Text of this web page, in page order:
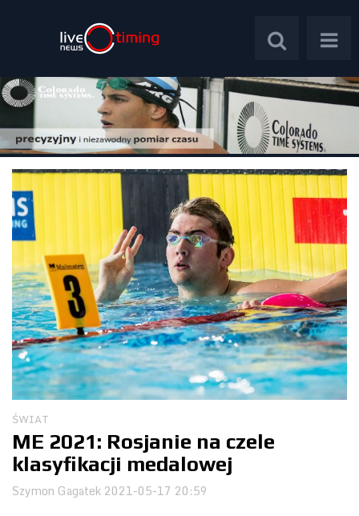
Polska
Świat
Wywiady
Plebiscyt
Psychologia
Obozy
ŚWIAT
ME 2021: Rosjanie na czele
klasyfikacji medalowej
Szymon Gagatek 2021-05-17 20:59